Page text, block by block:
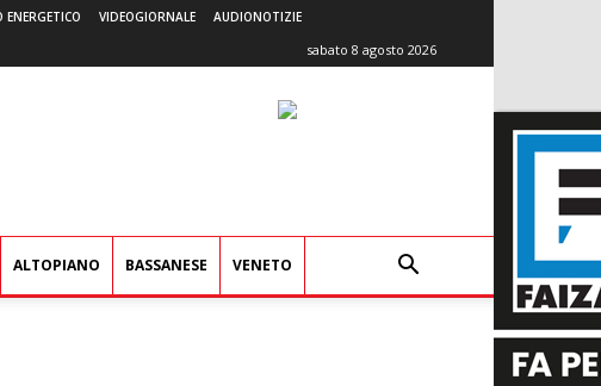
ENERGETICO VIDEOGIORNALE AUDIONOTIZIE
sabato 8 agosto 2026
ALTOPIANO BASSANESE VENETO